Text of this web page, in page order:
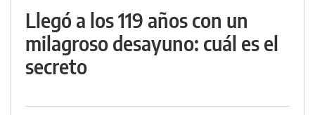
Llegó a los 119 años con un
milagroso desayuno: cuál es el
secreto